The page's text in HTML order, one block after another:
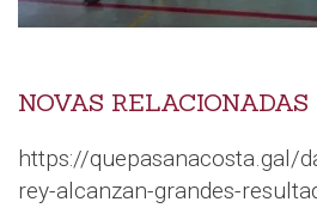
NOVAS RELACIONADAS
https://quepasanacosta.gal/
rey-alcanzan-grandes-